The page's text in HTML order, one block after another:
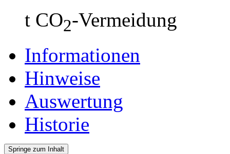
t CO2-Vermeidung
Informationen
Hinweise
Auswertung
Historie
Springe zum Inhalt